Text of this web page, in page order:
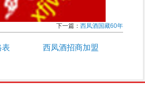
下一篇： 西凤酒国藏60年
表 西凤酒招商加盟